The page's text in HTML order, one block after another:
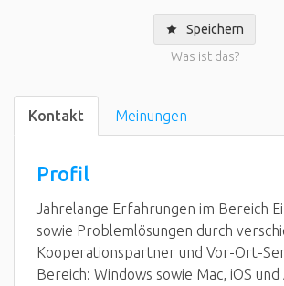
Speichern
Was ist das?
Kontakt Meinungen
Profil
Jahrelange Erfahrungen im Bereich
sowie Problemlösungen durch
Kooperationspartner und Vor-Ort-
Bereich: Windows sowie Mac, iOS und